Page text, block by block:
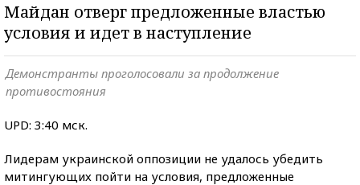
Майдан отверг предложенные властью
условия и идет в наступление
Демонстранты проголосовали за продолжение
противостояния
UPD: 3:40 мск.
Лидерам украинской оппозиции не удалось убедить
митингующих пойти на условия, предложенные